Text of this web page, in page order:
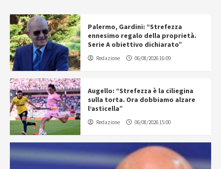
Palermo, Gardini: “Strefezza
ennesimo regalo della proprietà.
Serie A obiettivo dichiarato”
Redazione 06/08/2026 16:09
Augello: “Strefezza è la ciliegina
sulla torta. Ora dobbiamo alzare
l’asticella”
Redazione 06/08/2026 15:00